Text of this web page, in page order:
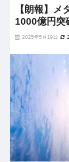
【朗報】
1000億円突
2025年5月19日